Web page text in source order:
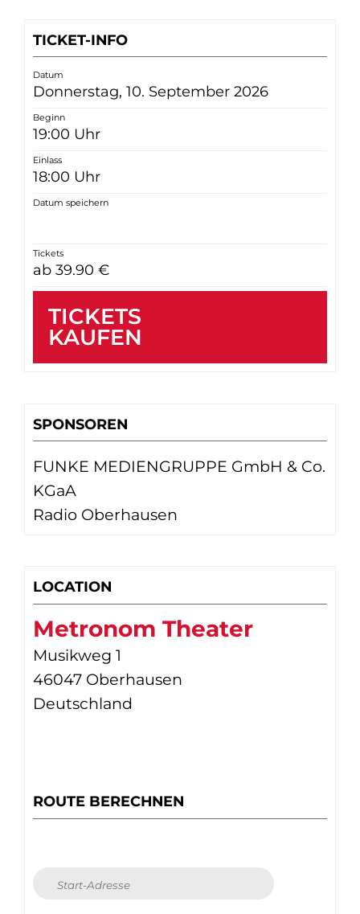
TICKET-INFO
Datum
Donnerstag, 10. September 2026
Beginn
19:00 Uhr
Einlass
18:00 Uhr
Datum speichern
Tickets
ab 39.90 €
TICKETS
KAUFEN
SPONSOREN
FUNKE MEDIENGRUPPE GmbH & Co.
KGaA
Radio Oberhausen
LOCATION
Metronom Theater
Musikweg 1
46047 Oberhausen
Deutschland
ROUTE BERECHNEN